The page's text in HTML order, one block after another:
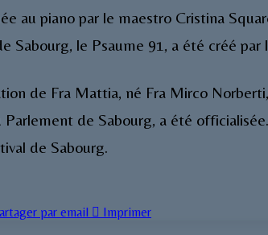
au piano par le maestro Cristina
Sabourg, le Psaume 91, a été créé par
de Fra Mattia, né Fra Mirco
Parlement de Sabourg, a été
de Sabourg.
par email Imprimer